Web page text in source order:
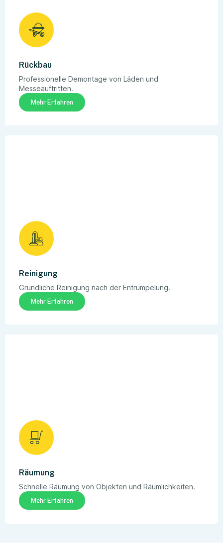
Rückbau
Professionelle Demontage von Läden und
Messeauftritten.
Mehr Erfahren
Reinigung
Gründliche Reinigung nach der Entrümpelung.
Mehr Erfahren
Räumung
Schnelle Räumung von Objekten und Räumlichkeiten.
Mehr Erfahren